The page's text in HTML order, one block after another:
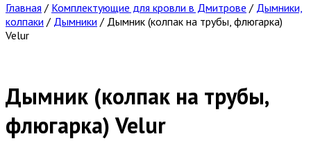
Главная / Комплектующие для кровли в Дмитрове / Дымники,
колпаки / Дымники / Дымник (колпак на трубы, флюгарка)
Velur
Дымник (колпак на трубы,
флюгарка) Velur